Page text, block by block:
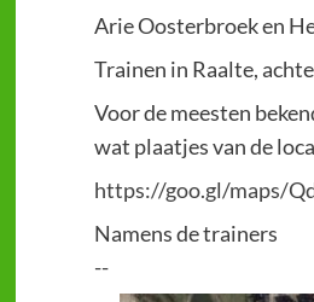
Arie Oosterbroek en
Trainen in Raalte,
Voor de meesten
wat plaatjes van de
https://goo.gl/maps/
Namens de trainers
--